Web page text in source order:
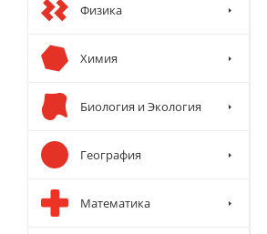
Физика
Химия
Биология и Экология
География
Математика